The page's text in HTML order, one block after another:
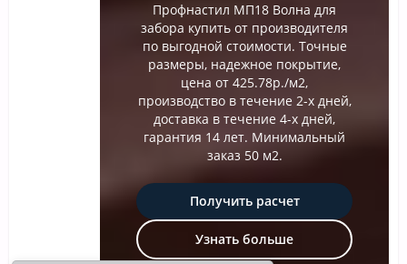
Профнастил МП18 Волна для
забора купить от производителя
по выгодной стоимости. Точные
размеры, надежное покрытие,
цена от 425.78р./м2,
производство в течение 2-х дней,
доставка в течение 4-х дней,
гарантия 14 лет. Минимальный
заказ 50 м2.
Получить расчет
Узнать больше